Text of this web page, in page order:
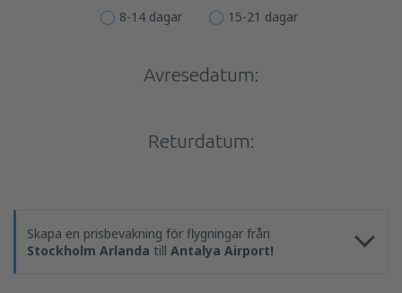
8-14 dagar 15-21 dagar
Avresedatum:
Returdatum:
Skapa en prisbevakning för flygningar från
Stockholm Arlanda till Antalya Airport!